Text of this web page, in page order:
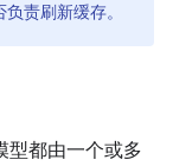
责刷新缓存。
型都由一个或多